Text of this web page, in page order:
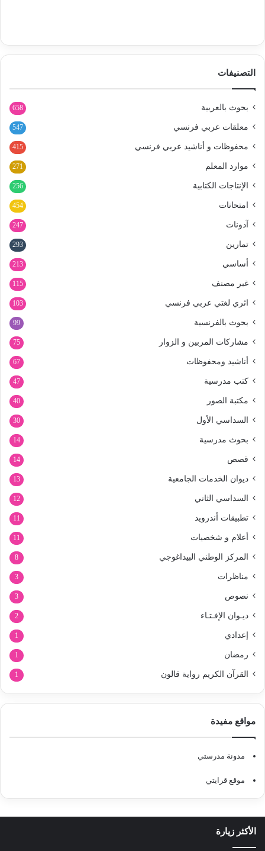
التصنيفات
بحوث بالعربية 658
معلقات عربي فرنسي 547
محفوظات و أناشيد عربي فرنسي 415
موارد المعلم 271
الإنتاجات الكتابية 256
امتحانات 454
آدونات 247
تمارين 293
أساسي 213
غير مصنف 115
اثري لغتي عربي فرنسي 103
بحوث بالفرنسية 99
مشاركات المربين و الزوار 75
أناشيد ومحفوظات 67
كتب مدرسية 47
مكتبة الصور 40
السداسي الأول 30
بحوث مدرسية 14
قصص 14
ديوان الخدمات الجامعية 13
السداسي الثاني 12
تطبيقات أندرويد 11
أعلام و شخصيات 11
المركز الوطني البيداغوجي 8
مناظرات 3
نصوص 3
ديـوان الإفـتـاء 2
إعدادي 1
رمضان 1
القرآن الكريم رواية قالون 1
مواقع مفيدة
مدونة مدرستي
موقع قرايتي
الأكثر زيارة